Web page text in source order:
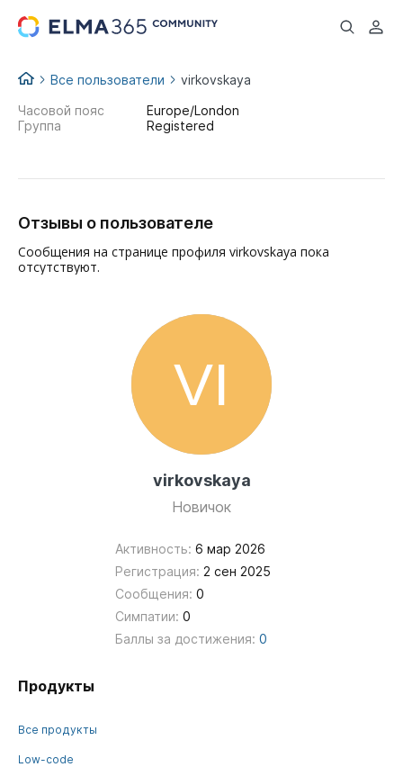
...
Все пользователи virkovskaya
virkovskaya
Новичок
Активность: 6 мар 2026
Регистрация: 2 сен 2025
Сообщения: 0
Симпатии: 0
Баллы за достижения: 0
Часовой пояс
Europe/London
Группа
Registered
Отзывы о пользователе
Сообщения на странице профиля virkovskaya пока
отсутствуют.
Продукты
Все продукты
Low-code